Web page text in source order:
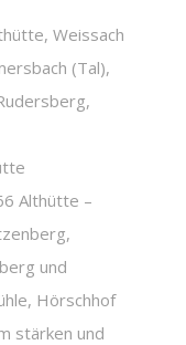
Weissach
(Tal),
Althütte –
und
Hörschhof
stärken und